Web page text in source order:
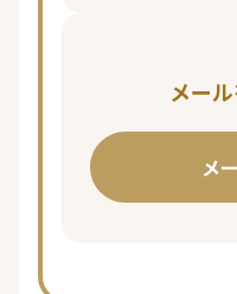
メー
メ